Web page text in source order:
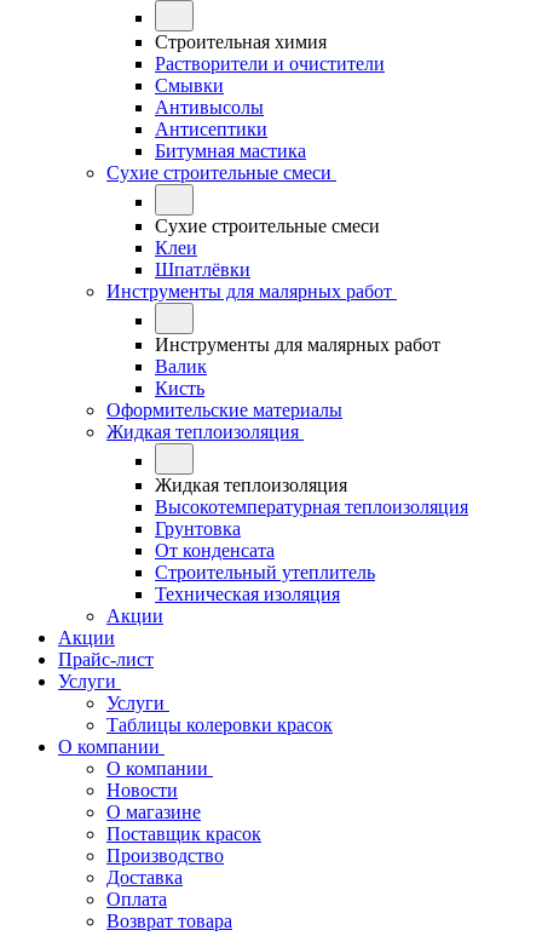
Строительная химия
Растворители и очистители
Смывки
Антивысолы
Антисептики
Битумная мастика
Сухие строительные смеси
Сухие строительные смеси
Клеи
Шпатлёвки
Инструменты для малярных работ
Инструменты для малярных работ
Валик
Кисть
Оформительские материалы
Жидкая теплоизоляция
Жидкая теплоизоляция
Высокотемпературная теплоизоляция
Грунтовка
От конденсата
Строительный утеплитель
Техническая изоляция
Акции
Акции
Прайс-лист
Услуги
Услуги
Таблицы колеровки красок
О компании
О компании
Новости
О магазине
Поставщик красок
Производство
Доставка
Оплата
Возврат товара